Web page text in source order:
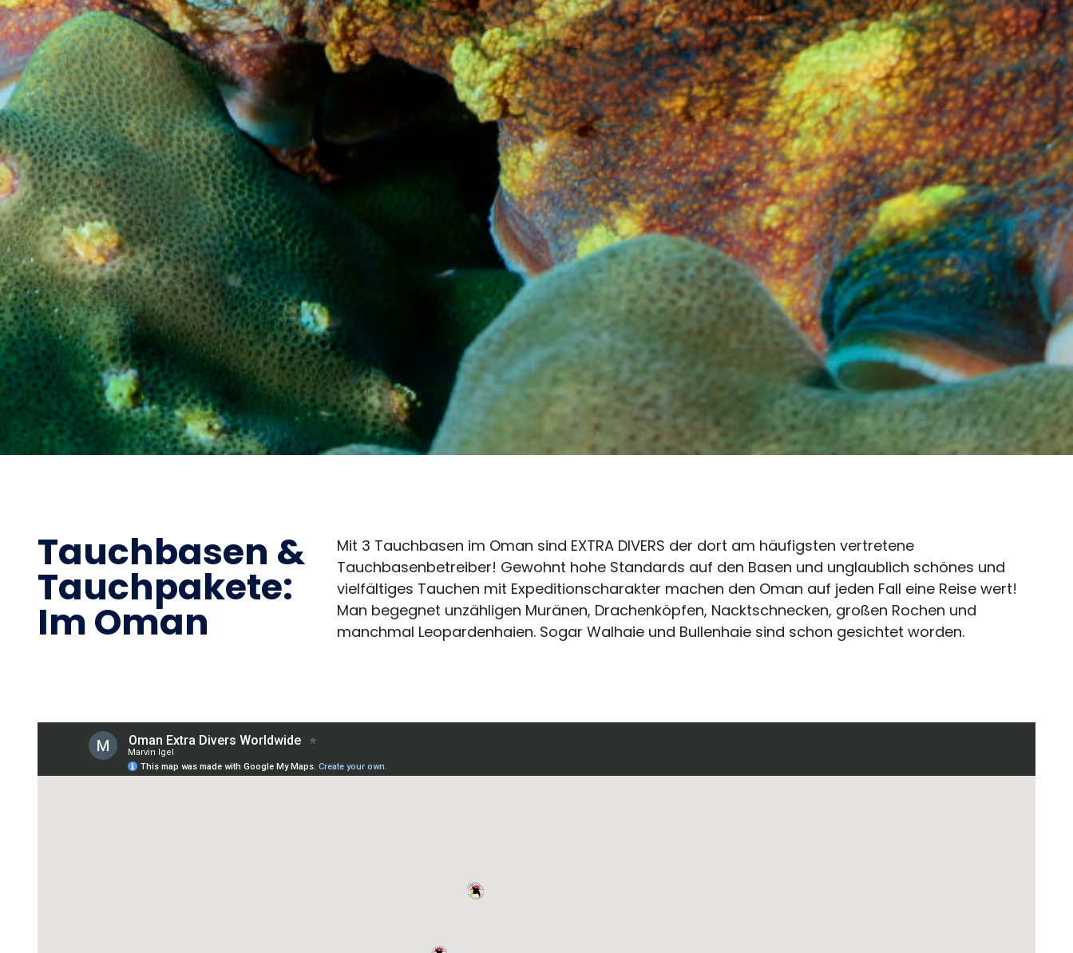
Tauchbasen &
Tauchpakete:
Im Oman
Mit 3 Tauchbasen im Oman sind EXTRA DIVERS der dort am häufigsten vertretene
Tauchbasenbetreiber! Gewohnt hohe Standards auf den Basen und unglaublich schönes und
vielfältiges Tauchen mit Expeditionscharakter machen den Oman auf jeden Fall eine Reise wert!
Man begegnet unzähligen Muränen, Drachenköpfen, Nacktschnecken, großen Rochen und
manchmal Leopardenhaien. Sogar Walhaie und Bullenhaie sind schon gesichtet worden.